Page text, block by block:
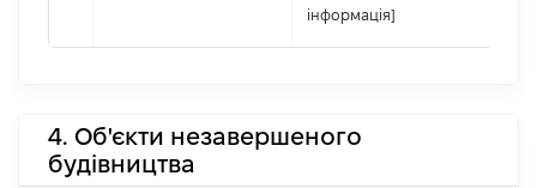
інформація]
4. Об'єкти незавершеного
будівництва